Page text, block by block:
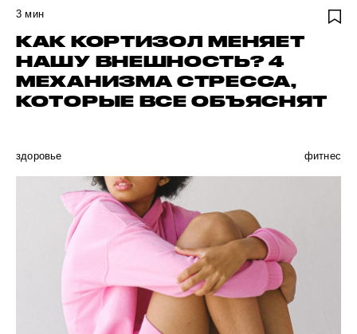
3 мин
КАК КОРТИЗОЛ МЕНЯЕТ
НАШУ ВНЕШНОСТЬ? 4
МЕХАНИЗМА СТРЕССА,
КОТОРЫЕ ВСЕ ОБЪЯСНЯТ
здоровье фитнес